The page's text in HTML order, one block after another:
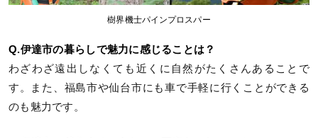
樹界機士パインプロスパー
Q.伊達市の暮らしで魅力に感じることは？
わざわざ遠出しなくても近くに自然がたくさんあることで
す。また、福島市や仙台市にも車で手軽に行くことができる
のも魅力です。